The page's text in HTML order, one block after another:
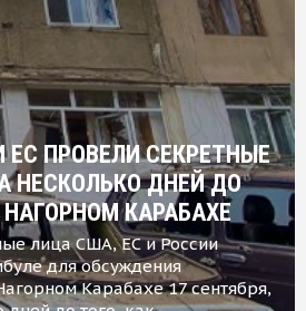
ПРОВЕЛИ СЕКРЕТНЫЕ
НЕСКОЛЬКО ДНЕЙ ДО
КАРАБАХЕ
лица США, ЕС и России
для обсуждения
Карабахе 17 сентября,